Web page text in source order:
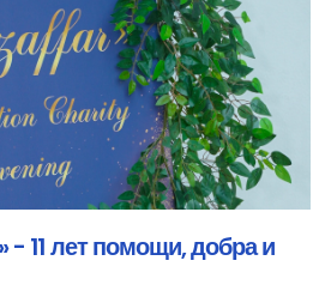
11 лет помощи, добра и